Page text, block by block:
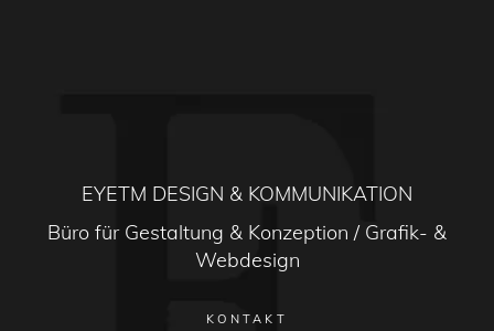
EYETM DESIGN & KOMMUNIKATION
Büro für Gestaltung & Konzeption / Grafik- &
Webdesign
KONTAKT